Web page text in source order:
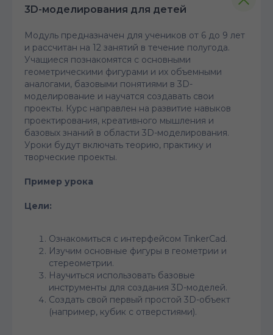
3D-моделирования для детей
Модуль предназначен для учеников от 6 до 9 лет
и рассчитан на 12 занятий в течение полугода.
Учащиеся познакомятся с основными
геометрическими фигурами и их объемными
аналогами, базовыми понятиями в 3D-
моделирование и научатся создавать свои
проекты. Курс направлен на развитие навыков
проектирования, креативного мышления и
базовых знаний в области 3D-моделирования.
Уроки будут включать теорию, практику и
творческие проекты.
Пример урока
Цели:
Ознакомиться с интерфейсом TinkerCad.
Изучим основные фигуры в геометрии и
стереометрии.
Научиться использовать базовые
инструменты для создания 3D-моделей.
Создать свой первый простой 3D-объект
(например, кубик с отверстиями).